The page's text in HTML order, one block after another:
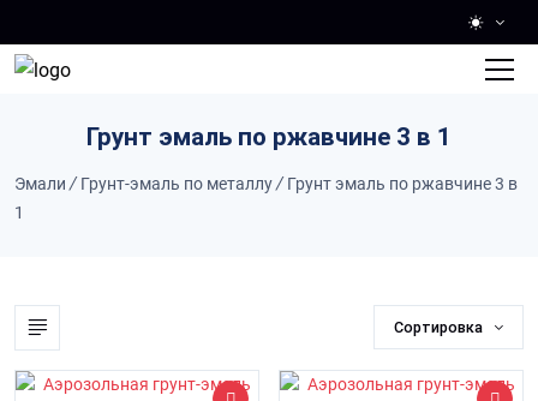
Грунт эмаль по ржавчине 3 в 1
Эмали / Грунт-эмаль по металлу/ Грунт эмаль по ржавчине 3 в
1
Сортировка